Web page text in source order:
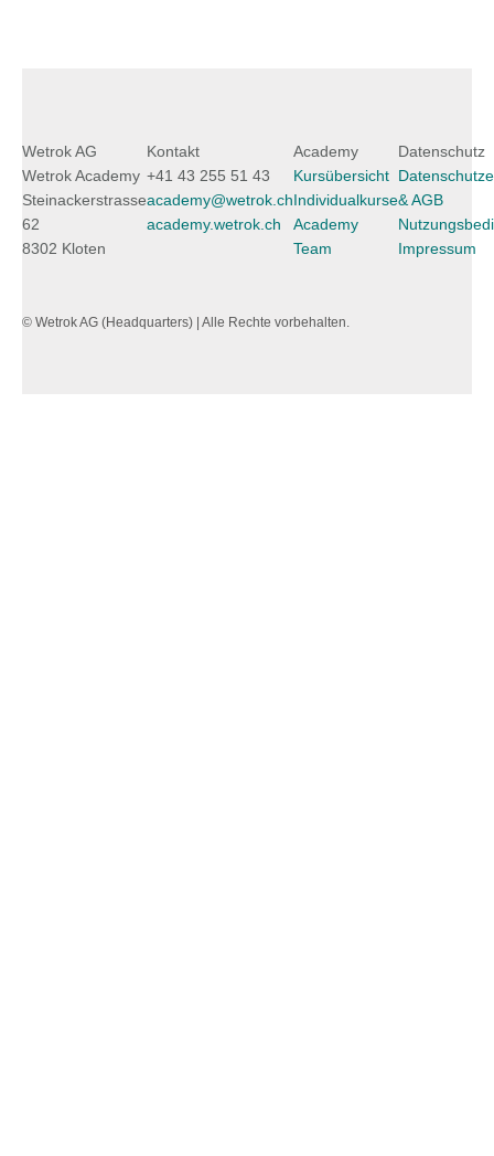
Wetrok AG
Wetrok Academy
Steinackerstrasse
62
8302 Kloten
Kontakt
+41 43 255 51 43
academy@wetrok.ch
academy.wetrok.ch
Academy
Kursübersicht
Individualkurse
Academy
Team
Datenschutz
& AGB
Impressum
© Wetrok AG (Headquarters) | Alle Rechte vorbehalten.